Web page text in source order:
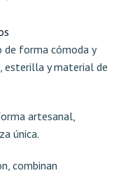
de forma cómoda y
esterilla y material de
artesanal,
única.
combinan